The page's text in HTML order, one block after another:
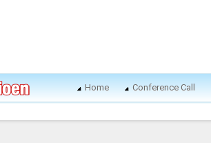
Home Conference Call